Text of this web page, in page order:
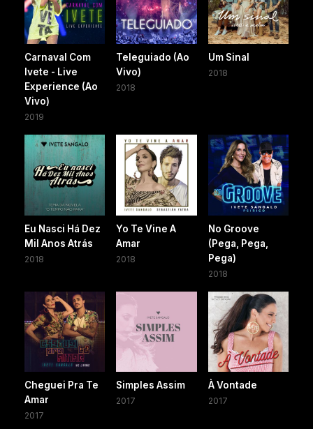
Carnaval Com
Ivete - Live
Experience (Ao
Vivo)
2019
Teleguiado (Ao
Vivo)
2018
Um Sinal
2018
Eu Nasci Há Dez
Mil Anos Atrás
2018
Yo Te Vine A
Amar
2018
No Groove
(Pega, Pega,
Pega)
2018
Cheguei Pra Te
Amar
2017
Simples Assim
2017
À Vontade
2017